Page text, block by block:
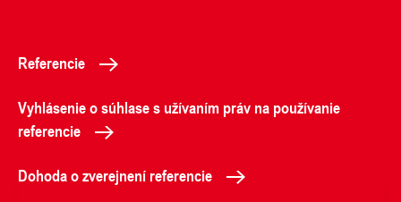
Referencie
Vyhlásenie o súhlase s užívaním práv na používanie
referencie
Dohoda o zverejnení referencie